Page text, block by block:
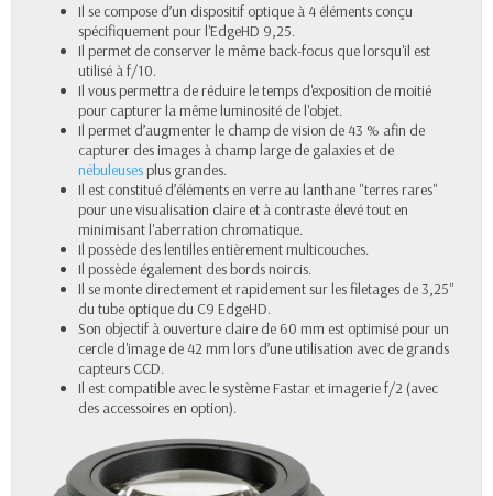
Il se compose d’un dispositif optique à 4 éléments conçu
spécifiquement pour l'EdgeHD 9,25.
Il permet de conserver le même back-focus que lorsqu'il est
utilisé à f/10.
Il vous permettra de réduire le temps d'exposition de moitié
pour capturer la même luminosité de l'objet.
Il permet d’augmenter le champ de vision de 43 % afin de
capturer des images à champ large de galaxies et de
nébuleuses plus grandes.
Il est constitué d’éléments en verre au lanthane "terres rares"
pour une visualisation claire et à contraste élevé tout en
minimisant l'aberration chromatique.
Il possède des lentilles entièrement multicouches.
Il possède également des bords noircis.
Il se monte directement et rapidement sur les filetages de 3,25"
du tube optique du C9 EdgeHD.
Son objectif à ouverture claire de 60 mm est optimisé pour un
cercle d'image de 42 mm lors d’une utilisation avec de grands
capteurs CCD.
Il est compatible avec le système Fastar et imagerie f/2 (avec
des accessoires en option).